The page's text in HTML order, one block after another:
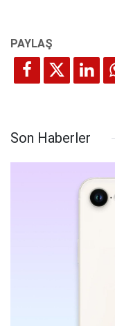
Son Haberler